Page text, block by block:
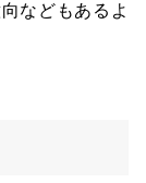
などもあるよ